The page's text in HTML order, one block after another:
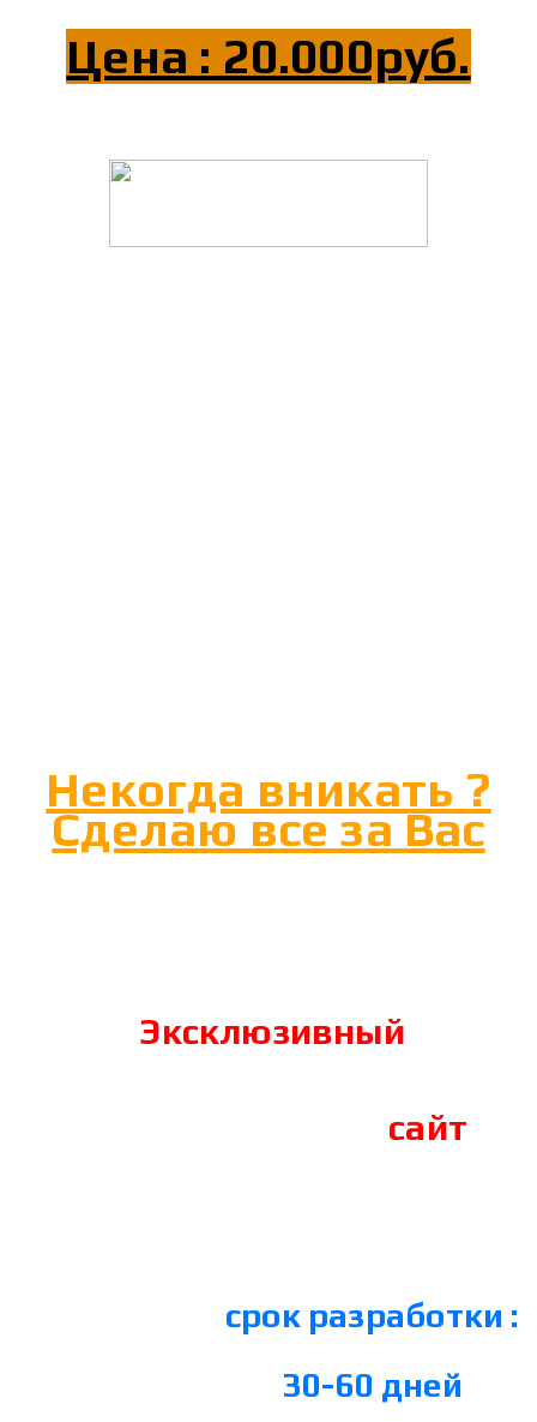
Цена : 20.000руб.
Некогда вникать ?
Сделаю все за Вас
Эксклюзивный
сайт
срок разработки :
30-60 дней